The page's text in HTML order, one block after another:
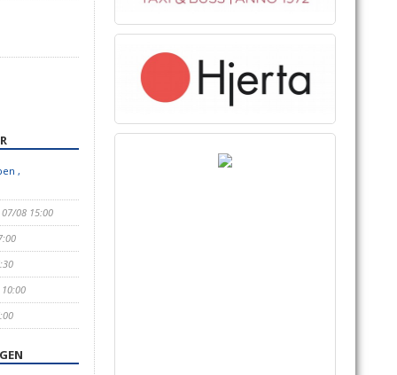
,
08 15:00